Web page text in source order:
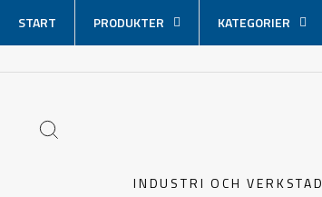
över
innehåll
START PRODUKTER KATEGORIER
INDUSTRI OCH VERKSTAD